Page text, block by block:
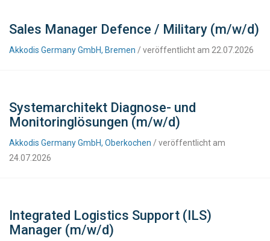
Sales Manager Defence / Military (m/w/d)
Akkodis Germany GmbH, Bremen / veröffentlicht am 22.07.2026
Systemarchitekt Diagnose- und
Monitoringlösungen (m/w/d)
Akkodis Germany GmbH, Oberkochen / veröffentlicht am
24.07.2026
Integrated Logistics Support (ILS)
Manager (m/w/d)